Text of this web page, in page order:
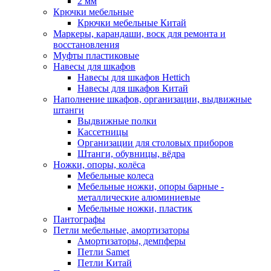
Крючки мебельные
Крючки мебельные Китай
Маркеры, карандаши, воск для ремонта и
восстановления
Муфты пластиковые
Навесы для шкафов
Навесы для шкафов Hettich
Навесы для шкафов Китай
Наполнение шкафов, организации, выдвижные
штанги
Выдвижные полки
Кассетницы
Организации для столовых приборов
Штанги, обувницы, вёдра
Ножки, опоры, колёса
Мебельные колеса
Мебельные ножки, опоры барные -
металлические алюминиевые
Мебельные ножки, пластик
Пантографы
Петли мебельные, амортизаторы
Амортизаторы, демпферы
Петли Samet
Петли Китай